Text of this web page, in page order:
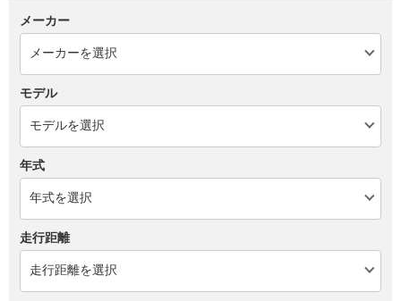
メーカー
モデル
年式
走行距離